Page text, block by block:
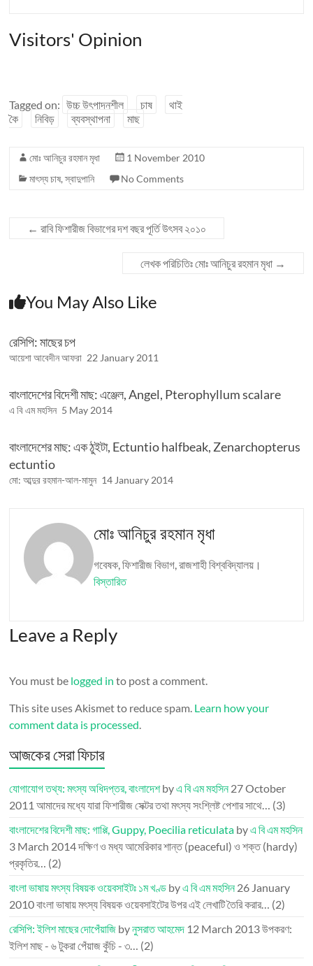
Visitors' Opinion
Tagged on: উচ্চ উৎপাদনশীল চাষ
থাই
কৈ
নিবিড় ব্যবস্থাপনা মাছ
মোঃ আনিচুর রহমান মৃধা
1 November 2010
মাৎস্য চাষ,স্বাদুপানি No Comments
← রাবি ফিশারীজ বিভাগের দশ বছর পূর্তি উৎসব ২০১০
লেখক পরিচিতিঃ মোঃ আনিচুর রহমান মৃধা →
You May Also Like
রেসিপি: মাছের চপ
আয়েশা আবেদীন আফরা 22 January 2011
বাংলাদেশের বিদেশী মাছ: এঞ্জেল, Angel, Pterophyllum scalare
এ বি এম মহসিন 5 May 2014
বাংলাদেশের মাছ: এক ঠুইটা, Ectuntio halfbeak, Zenarchopterus
ectuntio
মো: আব্দুর রহমান-আল-মামুন 14 January 2014
মোঃ আনিচুর রহমান মৃধা
গবেষক, ফিশারীজ বিভাগ, রাজশাহী বিশ্ববিদ্যালয়।
বিস্তারিত
Leave a Reply
You must be logged in to post a comment.
This site uses Akismet to reduce spam. Learn how your
comment data is processed.
আজকের সেরা ফিচার
যোগাযোগ তথ্য: মৎস্য অধিদপ্তর, বাংলাদেশbyএ বি এম মহসিন27 October
2011 আমাদের মধ্যে যারা ফিশারীজ সেক্টর তথা মৎস্য সংশ্লিষ্ট পেশার সাথে… (3)
বাংলাদেশের বিদেশী মাছ: গাপ্পি, Guppy, Poecilia reticulata byএ বি এম মহসিন
3 March 2014দক্ষিণ ও মধ্য আমেরিকার শান্ত (peaceful) ও শক্ত (hardy)
প্রকৃতির… (2)
বাংলা ভাষায় মৎস্য বিষয়ক ওয়েবসাইটঃ ১ম খণ্ড byএ বি এম মহসিন26 January
2010বাংলা ভাষায় মৎস্য বিষয়ক ওয়েবসাইটের উপর এই লেখাটি তৈরি করার… (2)
রেসিপি: ইলিশ মাছের দোপেঁয়াজি byনুসরাত আহমেদ 12 March 2013উপকরণ:
ইলিশ মাছ - ৬ টুকরা পেঁয়াজ কুঁচি - ৩… (2)